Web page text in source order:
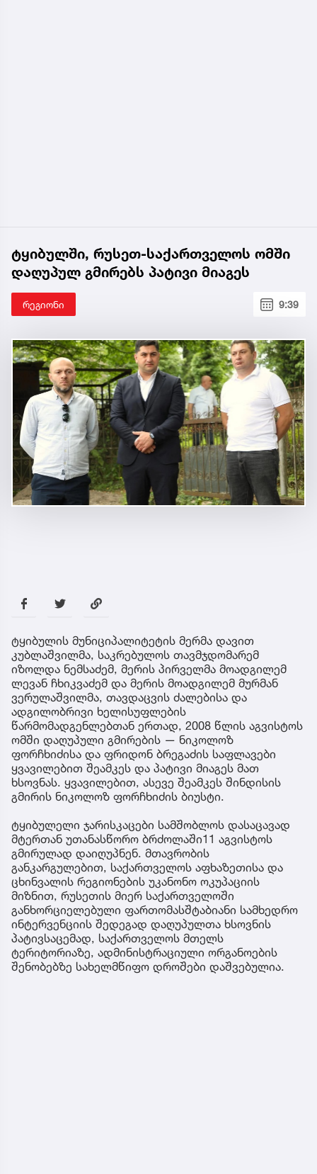
ტყიბულში, რუსეთ-საქართველოს ომში
დაღუპულ გმირებს პატივი მიაგეს
რეგიონი 9:39
ტყიბულის მუნიციპალიტეტის მერმა დავით
კუბლაშვილმა, საკრებულოს თავმჯდომარემ
იზოლდა ნემსაძემ, მერის პირველმა მოადგილემ
ლევან ჩხიკვაძემ და მერის მოადგილემ მურმან
ვერულაშვილმა, თავდაცვის ძალებისა და
ადგილობრივი ხელისუფლების
წარმომადგენლებთან ერთად, 2008 წლის აგვისტოს
ომში დაღუპული გმირების — ნიკოლოზ
ფორჩხიძისა და ფრიდონ ბრეგაძის საფლავები
ყვავილებით შეამკეს და პატივი მიაგეს მათ
ხსოვნას. ყვავილებით, ასევე შეამკეს შინდისის
გმირის ნიკოლოზ ფორჩხიძის ბიუსტი.
ტყიბულელი ჯარისკაცები სამშობლოს დასაცავად
მტერთან უთანასწორო ბრძოლაში11 აგვისტოს
გმირულად დაიღუპნენ. მთავრობის
განკარგულებით, საქართველოს აფხაზეთისა და
ცხინვალის რეგიონების უკანონო ოკუპაციის
მიზნით, რუსეთის მიერ საქართველოში
განხორციელებული ფართომასშტაბიანი სამხედრო
ინტერვენციის შედეგად დაღუპულთა ხსოვნის
პატივსაცემად, საქართველოს მთელს
ტერიტორიაზე, ადმინისტრაციული ორგანოების
შენობებზე სახელმწიფო დროშები დაშვებულია.